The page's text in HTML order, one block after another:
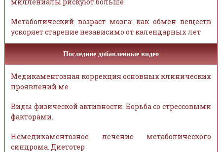
Метаболический возраст мозга: как обмен веществ
ускоряет старение независимо от календарных лет
Последние добавленные видео
Медикаментозная коррекция основных клинических
проявлений ме
Виды физической активности. Борьба со стрессовыми
факторами.
Немедикаментозное лечение метаболического
синдрома. Диетотер